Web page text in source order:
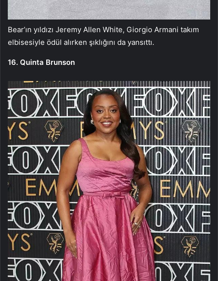
Bear’ın yıldızı Jeremy Allen White, Giorgio Armani takım
elbisesiyle ödül alırken şıklığını da yansıttı.
16. Quinta Brunson